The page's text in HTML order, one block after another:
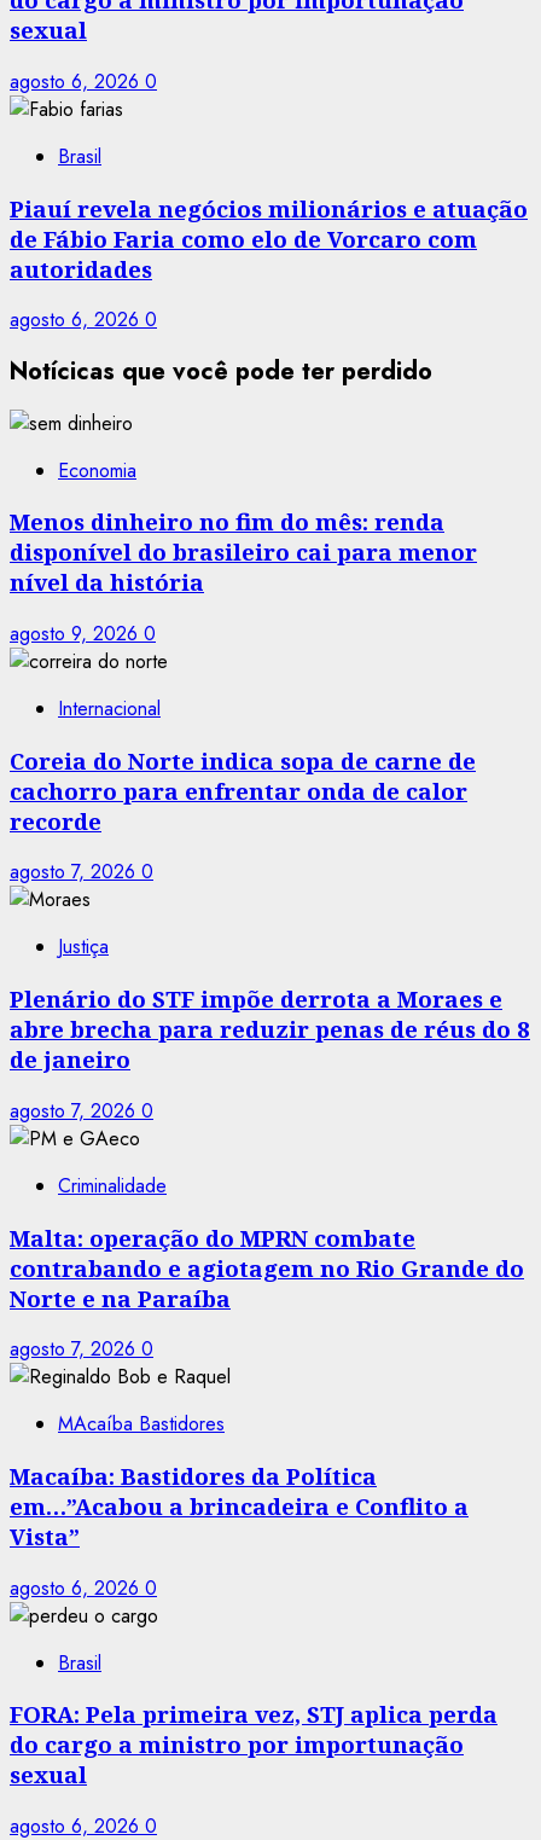
sexual
agosto 6, 2026 0
Brasil
Piauí revela negócios milionários e atuação
de Fábio Faria como elo de Vorcaro com
autoridades
agosto 6, 2026 0
Notícicas que você pode ter perdido
Economia
Menos dinheiro no fim do mês: renda
disponível do brasileiro cai para menor
nível da história
agosto 9, 2026 0
Internacional
Coreia do Norte indica sopa de carne de
cachorro para enfrentar onda de calor
recorde
agosto 7, 2026 0
Justiça
Plenário do STF impõe derrota a Moraes e
abre brecha para reduzir penas de réus do 8
de janeiro
agosto 7, 2026 0
Criminalidade
Malta: operação do MPRN combate
contrabando e agiotagem no Rio Grande do
Norte e na Paraíba
agosto 7, 2026 0
MAcaíba Bastidores
Macaíba: Bastidores da Política
em…”Acabou a brincadeira e Conflito a
Vista”
agosto 6, 2026 0
Brasil
FORA: Pela primeira vez, STJ aplica perda
do cargo a ministro por importunação
sexual
agosto 6, 2026 0